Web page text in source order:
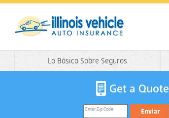
Lo Básico Sobre Seguros
Get a Quote
Enter Zip Code